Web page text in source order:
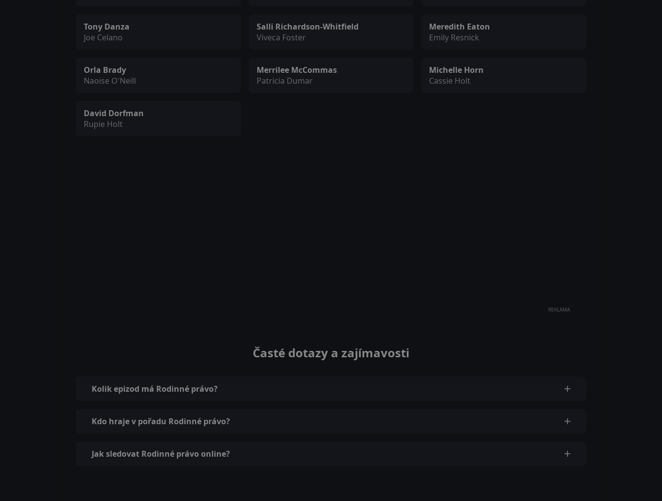
Tony Danza
Joe Celano
Salli Richardson-Whitfield
Viveca Foster
Meredith Eaton
Emily Resnick
Orla Brady
Naoise O'Neill
Merrilee McCommas
Patricia Dumar
Michelle Horn
Cassie Holt
David Dorfman
Rupie Holt
REKLAMA
Časté dotazy a zajímavosti
Kolik epizod má Rodinné právo?
Kdo hraje v pořadu Rodinné právo?
Jak sledovat Rodinné právo online?